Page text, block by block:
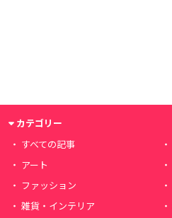
カテゴリー
すべての記事
アート
ファッション
雑貨・インテリア